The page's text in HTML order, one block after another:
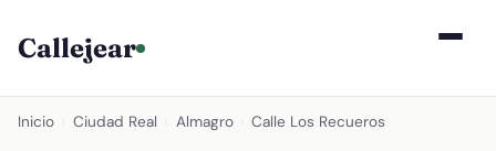
Callejear
Inicio Ciudad Real Almagro Calle Los Recueros